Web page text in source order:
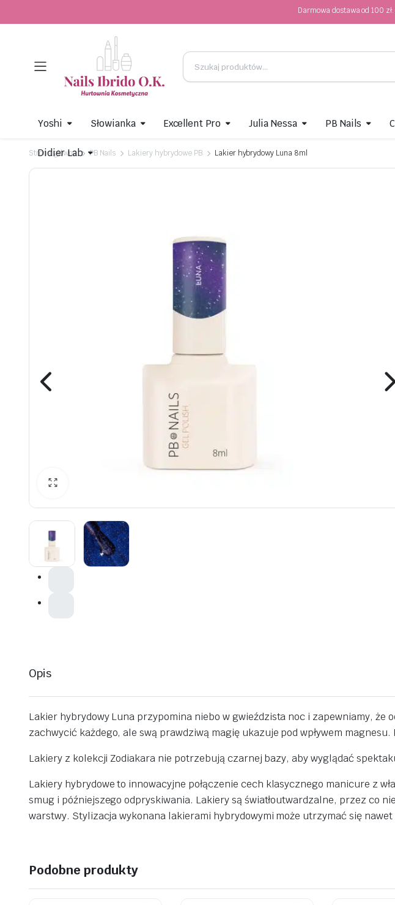
Darmowa dostawa od 100
Yoshi Słowianka Excellent Pro Julia Nessa PB Nails
Didier Lab
Strona główna PB Nails Lakiery hybrydowe PB Lakier hybrydowy Luna 8ml
Opis
Lakier hybrydowy Luna przypomina niebo w gwieździsta noc i zapewniamy, że
zachwycić każdego, ale swą prawdziwą magię ukazuje pod wpływem
Lakiery z kolekcji Zodiakara nie potrzebują czarnej bazy, aby wyglądać
Lakiery hybrydowe to innowacyjne połączenie cech klasycznego manicure z
smug i późniejszego odpryskiwania. Lakiery są światłoutwardzalne, przez co
warstwy. Stylizacja wykonana lakierami hybrydowymi może utrzymać się
Podobne produkty